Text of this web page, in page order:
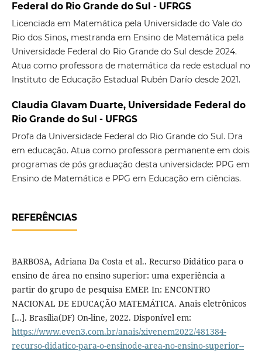
Federal do Rio Grande do Sul - UFRGS
Licenciada em Matemática pela Universidade do Vale do
Rio dos Sinos, mestranda em Ensino de Matemática pela
Universidade Federal do Rio Grande do Sul desde 2024.
Atua como professora de matemática da rede estadual no
Instituto de Educação Estadual Rubén Darío desde 2021.
Claudia Glavam Duarte, Universidade Federal do
Rio Grande do Sul - UFRGS
Profa da Universidade Federal do Rio Grande do Sul. Dra
em educação. Atua como professora permanente em dois
programas de pós graduação desta universidade: PPG em
Ensino de Matemática e PPG em Educação em ciências.
REFERÊNCIAS
BARBOSA, Adriana Da Costa et al.. Recurso Didático para o
ensino de área no ensino superior: uma experiência a
partir do grupo de pesquisa EMEP. In: ENCONTRO
NACIONAL DE EDUCAÇÃO MATEMÁTICA. Anais eletrônicos
[...]. Brasília(DF) On-line, 2022. Disponível em:
https://www.even3.com.br/anais/xivenem2022/481384-
recurso-didatico-para-o-ensinode-area-no-ensino-superior--